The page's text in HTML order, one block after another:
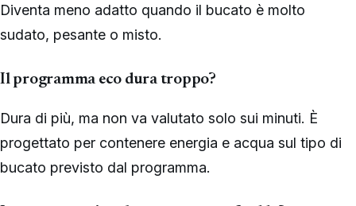
Diventa meno adatto quando il bucato è molto
sudato, pesante o misto.
Il programma eco dura troppo?
Dura di più, ma non va valutato solo sui minuti. È
progettato per contenere energia e acqua sul tipo di
bucato previsto dal programma.